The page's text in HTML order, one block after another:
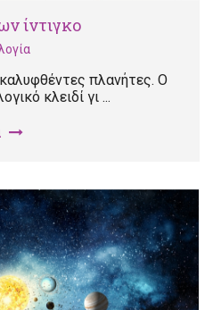
ίντιγκο
πλανήτες. Ο
κλειδί γι ...